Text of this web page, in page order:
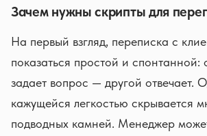
Зачем нужны скрипты для
На первый взгляд, переписка с
показаться простой и спонтанной:
задает вопрос — другой отвечает.
кажущейся легкостью скрывается
подводных камней. Менеджер